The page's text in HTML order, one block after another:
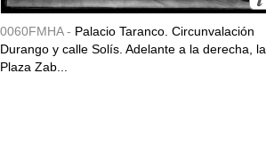
0060FMHA - Palacio Taranco. Circunvalación
Durango y calle Solís. Adelante a la derecha, la
Plaza Zab...